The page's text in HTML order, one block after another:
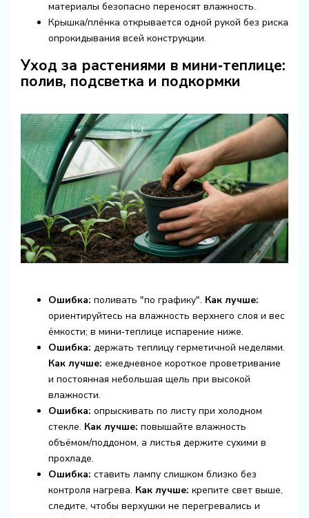
материалы безопасно переносят влажность.
Крышка/плёнка открывается одной рукой без риска
опрокидывания всей конструкции.
Уход за растениями в мини‑теплице:
полив, подсветка и подкормки
Ошибка: поливать "по графику". Как лучше:
ориентируйтесь на влажность верхнего слоя и вес
ёмкости; в мини‑теплице испарение ниже.
Ошибка: держать теплицу герметичной неделями.
Как лучше: ежедневное короткое проветривание
и постоянная небольшая щель при высокой
влажности.
Ошибка: опрыскивать по листу при холодном
стекле. Как лучше: повышайте влажность
объёмом/поддоном, а листья держите сухими в
прохладе.
Ошибка: ставить лампу слишком близко без
контроля нагрева. Как лучше: крепите свет выше,
следите, чтобы верхушки не перегревались и